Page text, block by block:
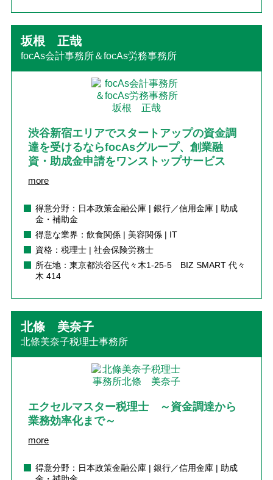
坂根 正哉
focAs会計事務所＆focAs労務事務所
渋谷新宿エリアでスタートアップの資金調
達を受けるならfocAsグループ、創業融
資・助成金申請をワンストップサービス
more
得意分野：日本政策金融公庫 | 銀行／信用金庫 | 助成
金・補助金
得意な業界：飲食関係 | 美容関係 | IT
資格：税理士 | 社会保険労務士
所在地：東京都渋谷区代々木1-25-5 BIZ SMART 代々
木 414
北條 美奈子
北條美奈子税理士事務所
エクセルマスター税理士 ～資金調達から
業務効率化まで～
more
得意分野：日本政策金融公庫 | 銀行／信用金庫 | 助成